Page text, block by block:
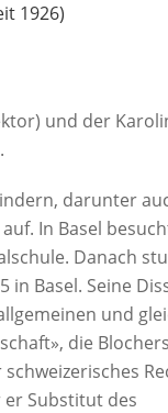
1926)
und der
darunter
In Basel
Danach
in Basel. Seine
und
die
er Substitut des